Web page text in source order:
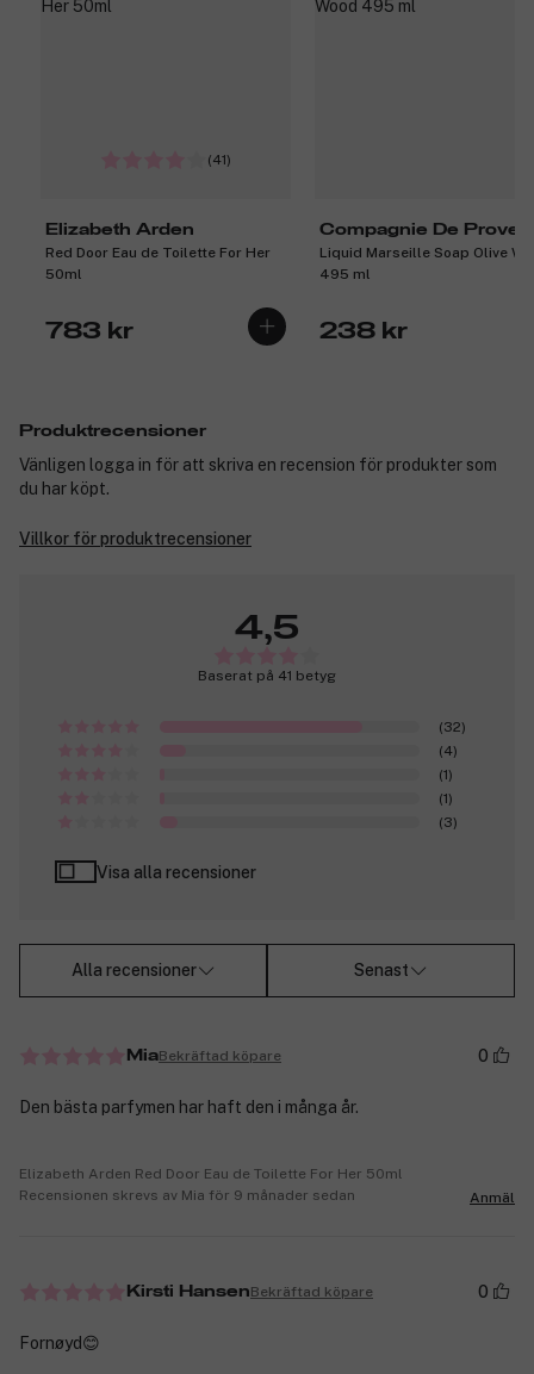
(41)
Elizabeth Arden
Red Door Eau de Toilette For Her
50ml
783 kr
Compagnie De
Liquid Marseille Soap Olive
495 ml
238 kr
Produktrecensioner
Vänligen logga in för att skriva en recension för produkter som
du har köpt.
Villkor för produktrecensioner
4,5
Baserat på 41 betyg
(32)
(4)
(1)
(1)
(3)
Visa alla recensioner
Alla recensioner Senast
MiaBekräftad köpare 0
Den bästa parfymen har haft den i många år.
Elizabeth Arden Red Door Eau de Toilette For Her 50ml
Recensionen skrevs av Mia för 9 månader sedan
Anmäl
Kirsti HansenBekräftad köpare 0
Fornøyd😊